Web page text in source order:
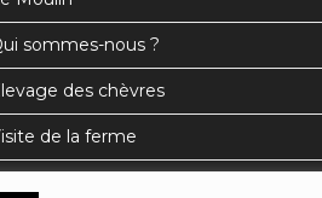
sommes-nous ?
des chèvres
de la ferme